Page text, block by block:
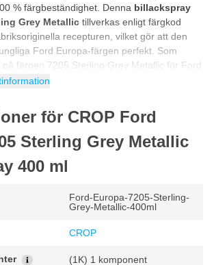
% färgbeständighet. Denna billackspray
Grey Metallic tillverkas enligt färgkod
recepturen, vilket gör att den
Ford Europa-färgen perfekt. Som
på färgen 7205 Sterling Grey Metallic för Ford
med HPHC-teknik. Denna High Pressure
som man får med en professionell
kan du själv använda denna Ford Europa
Metallic-bilfärg isprayburkför att spraya nya
färg eller utföra en osynlig lackreparation.
man Ford Europa 7205-bilfärg i
sprayburkmedFord Europa 7205-
att du använder Ford Europa-bilfärgen
för CROP Ford
Sterling Grey Metallic
400 ml
Ford-Europa-7205-Sterling-
Grey-Metallic-400ml
CROP
(1K) 1 komponent